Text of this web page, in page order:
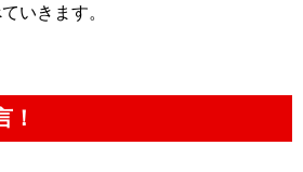
いきます。
！